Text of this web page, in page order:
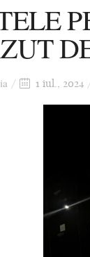
1 iul., 2024